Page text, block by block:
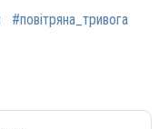
#повітряна_тривога